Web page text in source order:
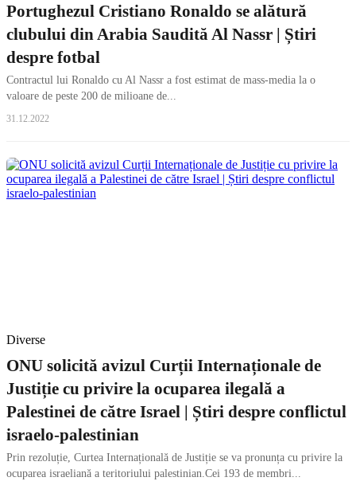
Portughezul Cristiano Ronaldo se alătură
clubului din Arabia Saudită Al Nassr | Știri
despre fotbal
Contractul lui Ronaldo cu Al Nassr a fost estimat de mass-media la o
valoare de peste 200 de milioane de...
31.12.2022
Diverse
ONU solicită avizul Curții Internaționale de
Justiție cu privire la ocuparea ilegală a
Palestinei de către Israel | Știri despre conflictul
israelo-palestinian
Prin rezoluție, Curtea Internațională de Justiție se va pronunța cu privire la
ocuparea israeliană a teritoriului palestinian.Cei 193 de membri...